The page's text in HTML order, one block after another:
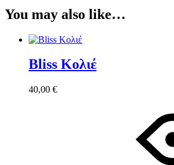
You may also like…
Bliss Κολιέ
40,00 €